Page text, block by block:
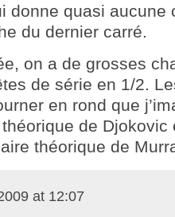
donne quasi aucune
du dernier carré.
on a de grosses
de série en 1/2.
en rond que
de Djokovic
théorique de
at 12:07